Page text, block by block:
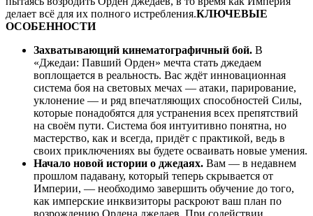
делает всё для их полного истребления.КЛЮЧЕВЫЕ
ОСОБЕННОСТИ
Захватывающий кинематографичный бой. В
«Джедаи: Павший Орден» мечта стать джедаем
воплощается в реальность. Вас ждёт инновационная
система боя на световых мечах — атаки, парирование,
уклонение — и ряд впечатляющих способностей Силы,
которые понадобятся для устранения всех препятствий
на своём пути. Система боя интуитивно понятна, но
мастерство, как и всегда, придёт с практикой, ведь в
своих приключениях вы будете осваивать новые умения.
Начало новой истории о джедаях. Вам — в недавнем
прошлом падавану, который теперь скрывается от
Империи, — необходимо завершить обучение до того,
как имперские инквизиторы раскроют ваш план по
возрождению Ордена джедаев. При содействии